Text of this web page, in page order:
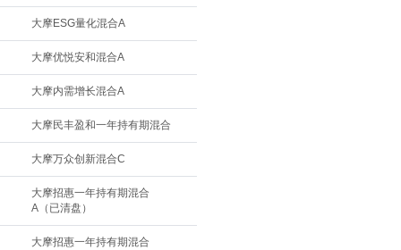
大摩ESG量化混合A
大摩优悦安和混合A
大摩内需增长混合A
大摩民丰盈和一年持有期混合
大摩万众创新混合C
大摩招惠一年持有期混合
A（已清盘）
大摩招惠一年持有期混合